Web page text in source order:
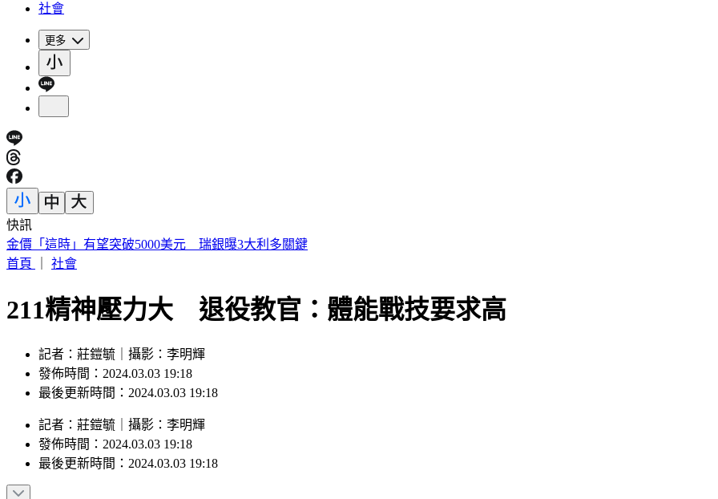
社會
更多
快訊
金價「這時」有望突破5000美元 瑞銀曝3大利多關鍵
首頁
社會
211精神壓力大 退役教官：體能戰技要求高
記者：莊鎧毓｜攝影：李明輝
發佈時間：2024.03.03 19:18
最後更新時間：2024.03.03 19:18
記者 ： 莊鎧毓 攝影 ： 李明輝
發佈時間： 2024.03.03 19:18
最後更新時間： 2024.03.03 19:18